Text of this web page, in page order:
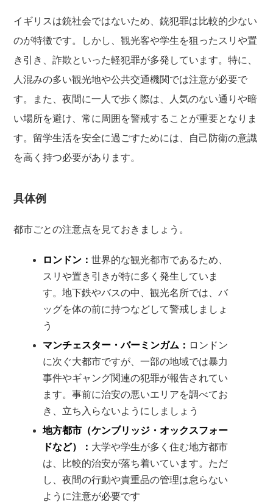
イギリスは銃社会ではないため、銃犯罪は比較的少ない
のが特徴です。しかし、観光客や学生を狙ったスリや置
き引き、詐欺といった軽犯罪が多発しています。特に、
人混みの多い観光地や公共交通機関では注意が必要で
す。また、夜間に一人で歩く際は、人気のない通りや暗
い場所を避け、常に周囲を警戒することが重要となりま
す。留学生活を安全に過ごすためには、自己防衛の意識
を高く持つ必要があります。
具体例
都市ごとの注意点を見ておきましょう。
ロンドン：世界的な観光都市であるため、
スリや置き引きが特に多く発生していま
す。地下鉄やバスの中、観光名所では、バ
ッグを体の前に持つなどして警戒しましょ
う
マンチェスター・バーミンガム： ロンドン
に次ぐ大都市ですが、一部の地域では暴力
事件やギャング関連の犯罪が報告されてい
ます。事前に治安の悪いエリアを調べてお
き、立ち入らないようにしましょう
地方都市（ケンブリッジ・オックスフォー
ドなど）： 大学や学生が多く住む地方都市
は、比較的治安が落ち着いています。ただ
し、夜間の行動や貴重品の管理は怠らない
ように注意が必要です